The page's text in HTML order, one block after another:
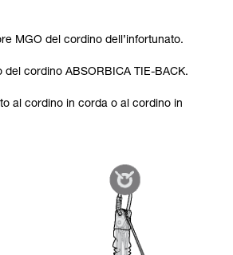
MGO del cordino dell’infortunato.
del cordino ABSORBICA TIE-BACK.
al cordino in corda o al cordino in